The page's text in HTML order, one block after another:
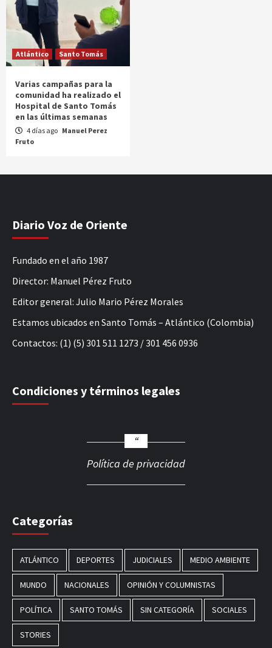
Atlántico Santo Tomás
Varias campañas para la
comunidad ha realizado el
Hospital de Santo Tomás
en las últimas semanas
4 días ago Manuel Perez
Fruto
Diario Voz de Oriente
Fundado en el año 1987
Director: Manuel Pérez Fruto
Editor general: Julio Mario Pérez Morales
Estamos ubicados en Santo Tomás – Atlántico (Colombia)
Contactos: (1) (5) 301 511 1273 / 301 456 0936
Condiciones y términos legales
Política de privacidad
Categorías
ATLÁNTICO DEPORTES JUDICIALES MEDIO AMBIENTE
MUNDO NACIONALES OPINIÓN Y COLUMNISTAS
POLÍTICA SANTO TOMÁS SIN CATEGORÍA SOCIALES
STORIES